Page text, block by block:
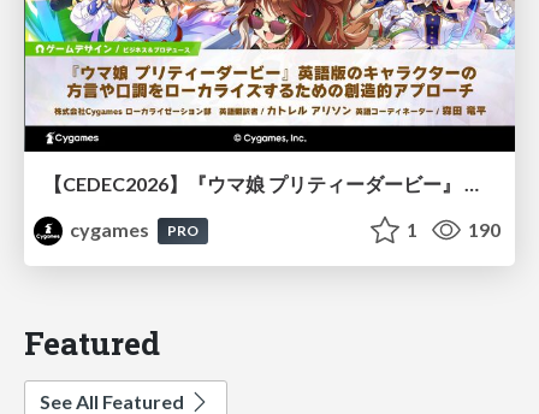
【CEDEC2026】『ウマ娘 プリティーダービー』 英語版のキャラクターの方言や口調をローカライズするための創造的アプローチ
cygames
PRO 1 190
Featured
See All Featured